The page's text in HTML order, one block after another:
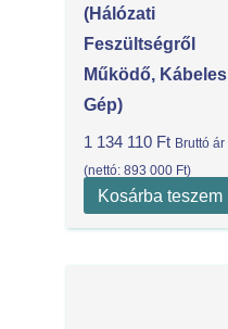
(Hálózati
Feszültségről
Működő, Kábeles
Gép)
1 134 110 Ft Bruttó ár
(nettó:893 000 Ft)
Kosárba teszem